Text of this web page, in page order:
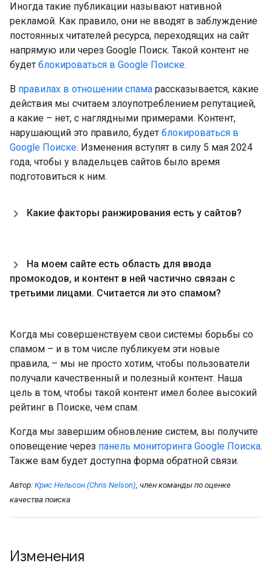
Иногда такие публикации называют нативной
рекламой. Как правило, они не вводят в заблуждение
постоянных читателей ресурса, переходящих на сайт
напрямую или через Google Поиск. Такой контент не
будет блокироваться в Google Поиске.
В правилах в отношении спама рассказывается, какие
действия мы считаем злоупотреблением репутацией,
а какие – нет, с наглядными примерами. Контент,
нарушающий это правило, будет блокироваться в
Google Поиске. Изменения вступят в силу 5 мая 2024
года, чтобы у владельцев сайтов было время
подготовиться к ним.
Какие факторы ранжирования есть у сайтов?
На моем сайте есть область для ввода
промокодов, и контент в ней частично связан с
третьими лицами. Считается ли это спамом?
Когда мы совершенствуем свои системы борьбы со
спамом – и в том числе публикуем эти новые
правила, – мы не просто хотим, чтобы пользователи
получали качественный и полезный контент. Наша
цель в том, чтобы такой контент имел более высокий
рейтинг в Поиске, чем спам.
Когда мы завершим обновление систем, вы получите
оповещение через панель мониторинга Google Поиска.
Также вам будет доступна форма обратной связи.
Автор: Крис Нельсон (Chris Nelson), член команды по оценке
качества поиска
Изменения